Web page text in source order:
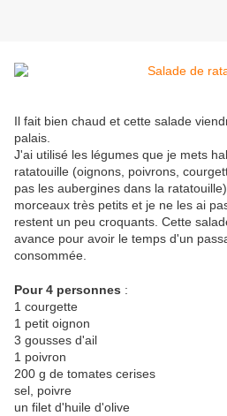
Il fait bien chaud et cette salade
palais.
J'ai utilisé les légumes que je mets
ratatouille (oignons, poivrons,
pas les aubergines dans la
morceaux très petits et je ne les ai
restent un peu croquants. Cette
avance pour avoir le temps d'un
consommée.
Pour 4 personnes :
1 courgette
1 petit oignon
3 gousses d'ail
1 poivron
200 g de tomates cerises
sel, poivre
un filet d'huile d'olive